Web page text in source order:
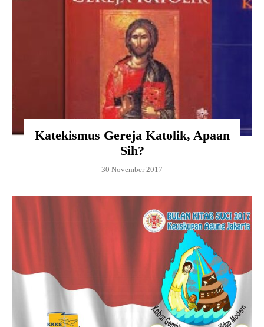
Katekismus Gereja Katolik, Apaan
Sih?
30 November 2017